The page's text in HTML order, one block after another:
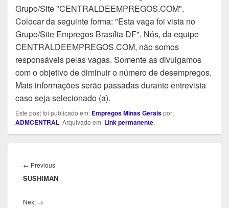
Grupo/Site "CENTRALDEEMPREGOS.COM".
Colocar da seguinte forma: "Esta vaga foi vista no
Grupo/Site Empregos Brasília DF". Nós, da equipe
CENTRALDEEMPREGOS.COM, não somos
responsáveis pelas vagas. Somente as divulgamos
com o objetivo de diminuir o número de desempregos.
Mais informações serão passadas durante entrevista
caso seja selecionado (a).
Este post foi publicado em: Empregos Minas Geraispor:
ADMCENTRAL. Arquivado em: Link permanente.
de
Post
← PreviousPrevious
post:
SUSHIMAN
Next →